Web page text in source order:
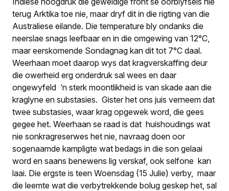
terug Arktika toe nie, maar dryf dit in die rigting van die
Australiese eilande. Die temperature bly ondanks die
neerslae snags leefbaar en in die omgewing van 12°C,
maar eerskomende Sondagnag kan dit tot 7°C daal.
Weerhaan moet daarop wys dat kragverskaffing deur
die owerheid erg onderdruk sal wees en daar
ongewyfeld ‘n sterk moontlikheid is van skade aan die
kraglyne en substasies. Gister het ons juis verneem dat
twee substasies, waar krag opgewek word, die gees
gegee het. Weerhaan se raad is dat huishoudings wat
nie sonkragreserwes het nie, navraag doen oor
sogenaamde kampligte wat bedags in die son gelaai
word en saans benewens lig verskaf, ook selfone kan
laai. Die ergste is teen Woensdag (15 Julie) verby, maar
die leemte wat die verbytrekkende bolug geskep het, sal